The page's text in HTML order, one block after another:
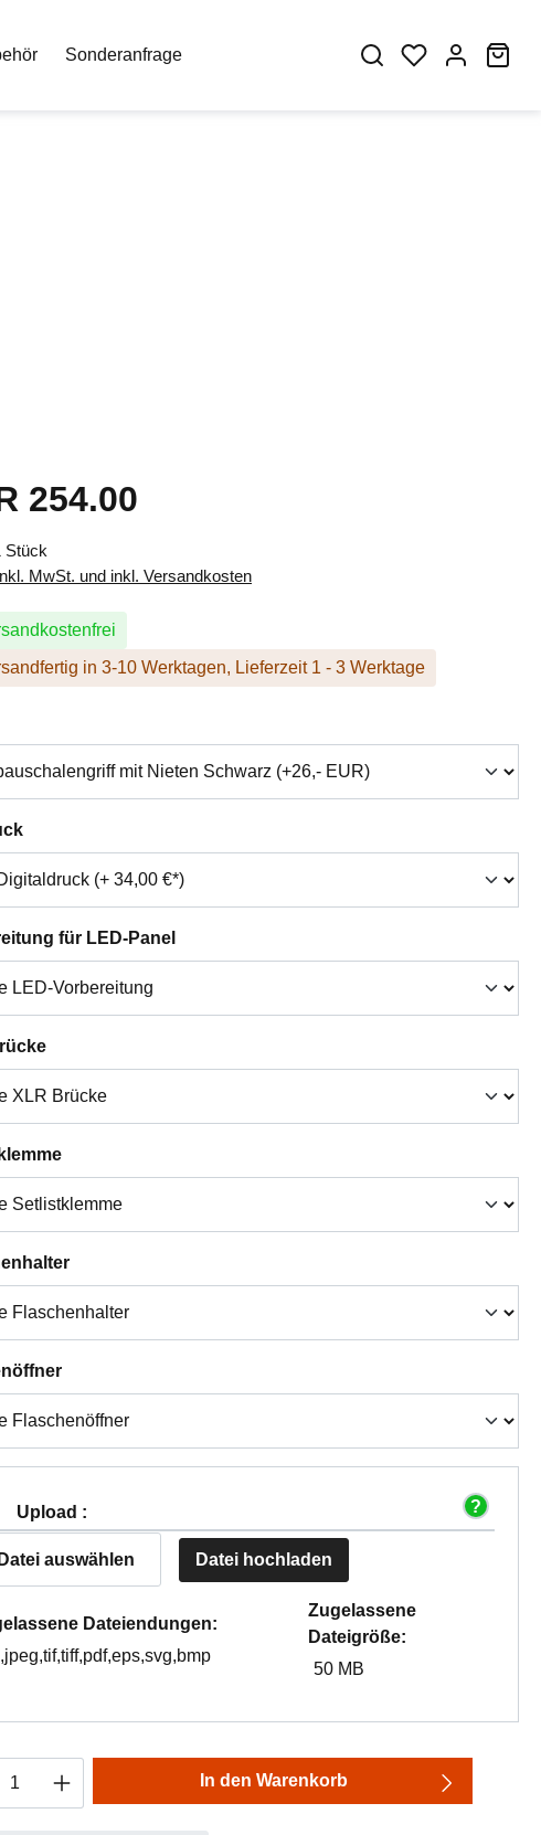
Sonderanfrage
Preis:
254.00
Stück
MwSt. und inkl. Versandkosten
in 3-10 Werktagen, Lieferzeit 1 - 3 Werktage
auswählen
für LED-Panelauswählen
auswählen
auswählen
auswählen
auswählen
Upload :
Datei auswählen Datei hochladen
Dateiendungen:
Zugelassene
Dateigröße:
50 MB
Anzahl: Gib den gewünschten Wert ein
In den Warenkorb